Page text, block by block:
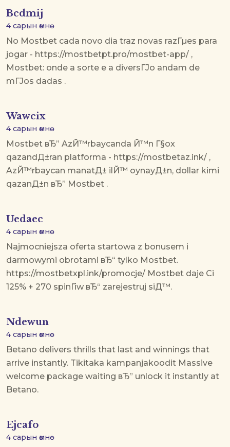
Bcdmij
4 сарын өмнө
No Mostbet cada novo dia traz novas razГµes para
jogar - https://mostbetpt.pro/mostbet-app/ ,
Mostbet: onde a sorte e a diversГЈo andam de
mГЈos dadas .
Wawcix
4 сарын өмнө
Mostbet вЂ” AzЙ™rbaycanda Й™n Г§ox
qazandД±ran platforma - https://mostbetaz.ink/ ,
AzЙ™rbaycan manatД± ilЙ™ oynayД±n, dollar kimi
qazanД±n вЂ” Mostbet .
Uedaec
4 сарын өмнө
Najmocniejsza oferta startowa z bonusem i
darmowymi obrotami вЂ“ tylko Mostbet.
https://mostbetxpl.ink/promocje/ Mostbet daje Ci
125% + 270 spinГіw вЂ“ zarejestruj siД™.
Ndewun
4 сарын өмнө
Betano delivers thrills that last and winnings that
arrive instantly. Tikitaka kampanjakoodit Massive
welcome package waiting вЂ” unlock it instantly at
Betano.
Ejcafo
4 сарын өмнө